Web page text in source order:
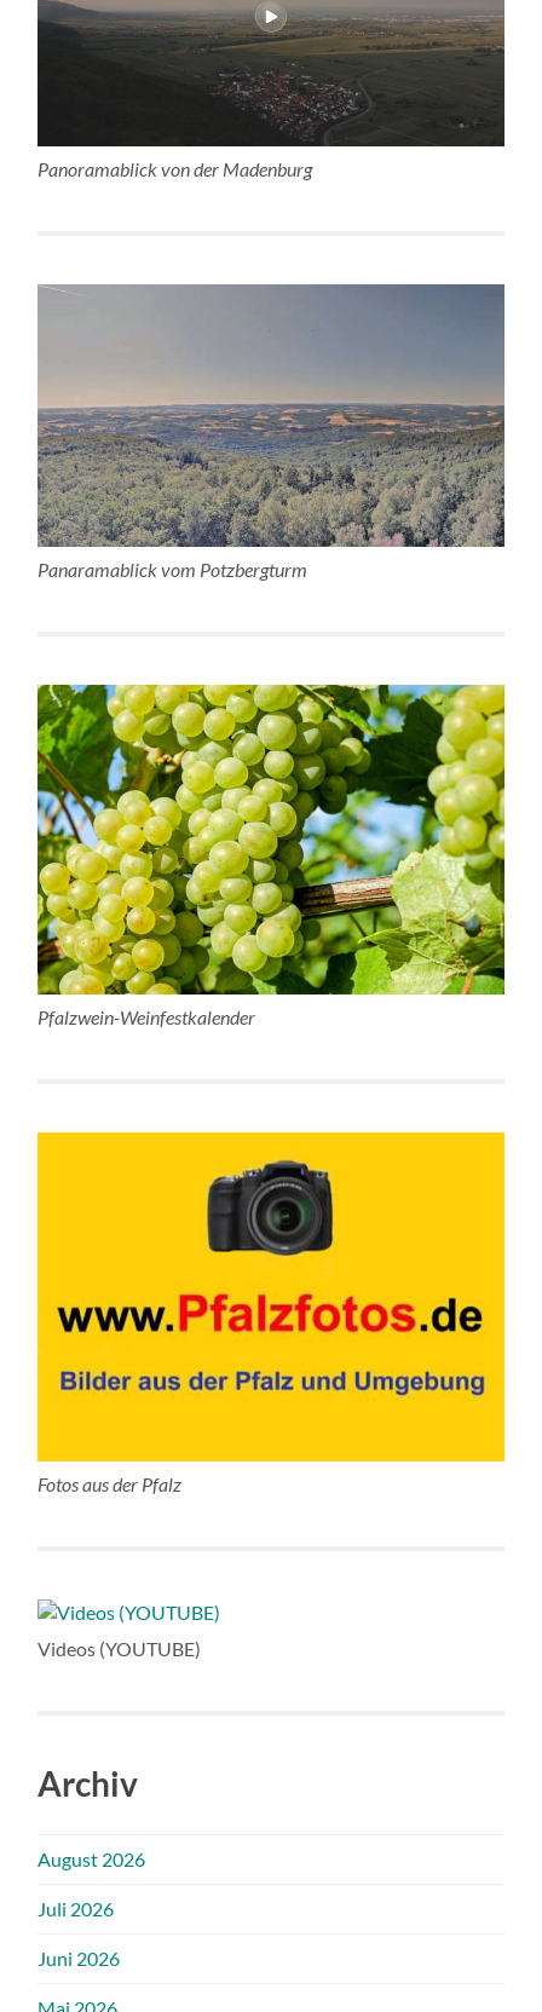
Panoramablick von der Madenburg
Panaramablick vom Potzbergturm
Pfalzwein-Weinfestkalender
Fotos aus der Pfalz
Videos (YOUTUBE)
Archiv
August 2026
Juli 2026
Juni 2026